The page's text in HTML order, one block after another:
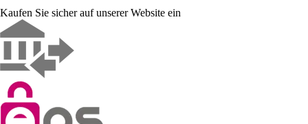
Kaufen Sie sicher auf unserer Website ein